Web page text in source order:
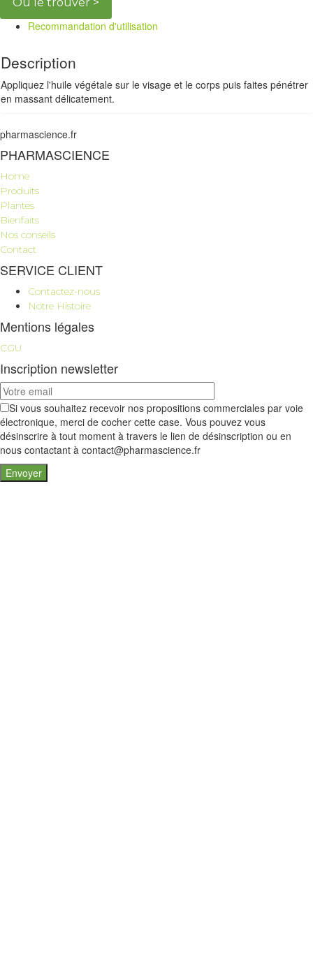
Recommandation d'utilisation
Description
Appliquez l'huile végétale sur le visage et le corps puis faites pénétrer
en massant délicatement.
pharmascience.fr
PHARMASCIENCE
Home
Produits
Plantes
Bienfaits
Nos conseils
Contact
SERVICE CLIENT
Contactez-nous
Notre Histoire
Mentions légales
CGU
Inscription newsletter
Si vous souhaitez recevoir nos propositions commerciales par voie
électronique, merci de cocher cette case. Vous pouvez vous
désinscrire à tout moment à travers le lien de désinscription ou en
nous contactant à contact@pharmascience.fr